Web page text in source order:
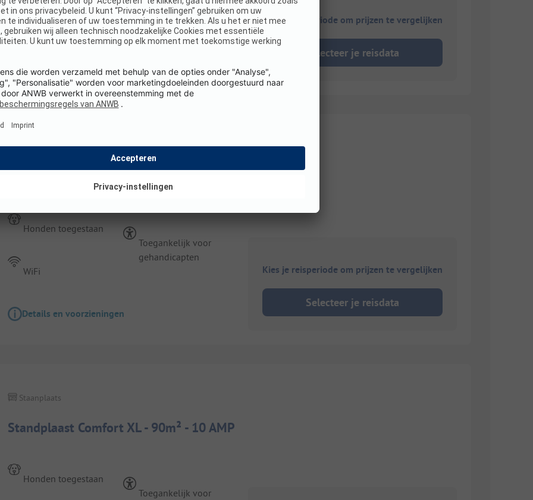
WiFi
gehandicapten
Kies je reisperiode om prijzen te vergelijken
Selecteer je reisdata
Staanplaats
Honden toegestaan
WiFi
Toegankelijk voor
gehandicapten
Details en voorzieningen
Kies je reisperiode om prijzen te vergelijken
Selecteer je reisdata
Standplaast Comfort XL - 90m² - 10 AMP
Staanplaats
Honden toegestaan
Toegankelijk voor